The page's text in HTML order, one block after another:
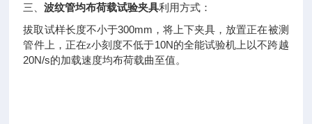
三、波纹管均布荷载试验夹具利用方式：
拔取试样长度不小于300mm ，将上下夹具，放置正在被测
管件上，正在z小刻度不低于10N的全能试验机上以不跨越
20N/s的加载速度均布荷载曲至值。